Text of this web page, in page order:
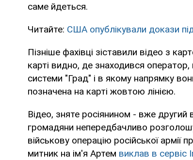
саме йдеться.
Читайте: США опублікували докази
Пізніше фахівці зіставили відео з
карті видно, де знаходився оператор,
системи "Град" і в якому напрямку
позначена на карті жовтою лінією.
Відео, зняте росіянином - вже другий
громадяни непередбачливо
військову операцію російської армії
митник на ім'я Артем виклав в